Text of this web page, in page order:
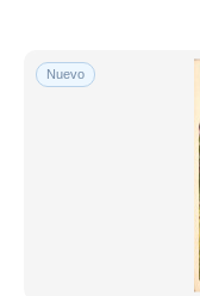
Nuevo